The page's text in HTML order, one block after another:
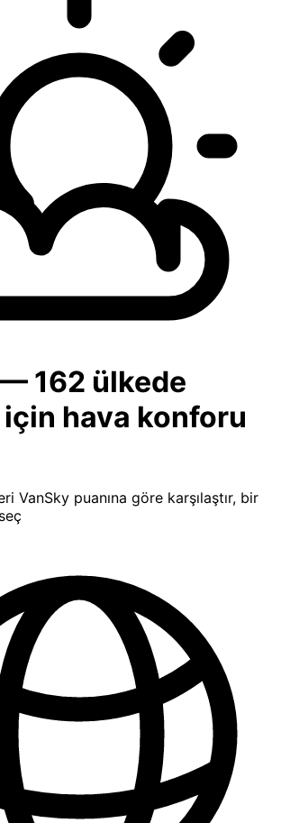
162 ülkede
hava konforu
VanSky puanına göre karşılaştır, bir